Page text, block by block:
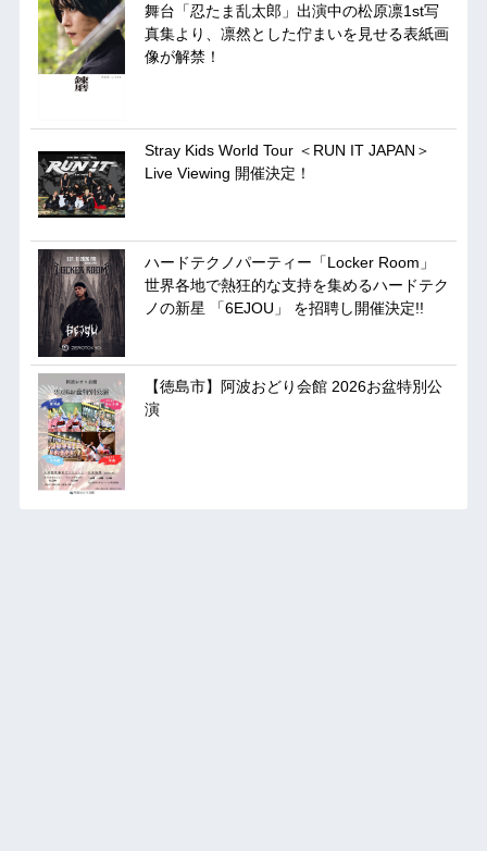
舞台「忍たま乱太郎」出演中の松原凛1st写
真集より、凛然とした佇まいを見せる表紙画
像が解禁！
Stray Kids World Tour ＜RUN IT JAPAN＞
Live Viewing 開催決定！
ハードテクノパーティー「Locker Room」
世界各地で熱狂的な支持を集めるハードテク
ノの新星 「6EJOU」 を招聘し開催決定!!
【徳島市】阿波おどり会館 2026お盆特別公
演